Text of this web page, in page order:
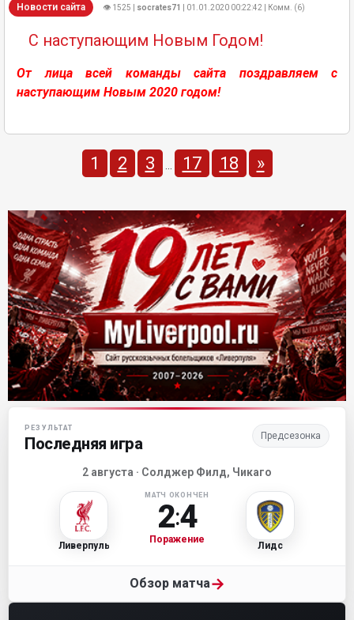
Новости сайта 👁 1525 | socrates71 | 01.01.2020 00:22:42 | Комм. (6)
С наступающим Новым Годом!
От лица всей команды сайта поздравляем с
наступающим Новым 2020 годом!
1 2 3 17 18 »
Матч-центр «Ливерпуля»
РЕЗУЛЬТАТ
Последняя игра Предсезонка
2 августа · Солджер Филд, Чикаго
Ливерпуль
МАТЧ ОКОНЧЕН
2:4
Поражение
Лидс
Обзор матча→